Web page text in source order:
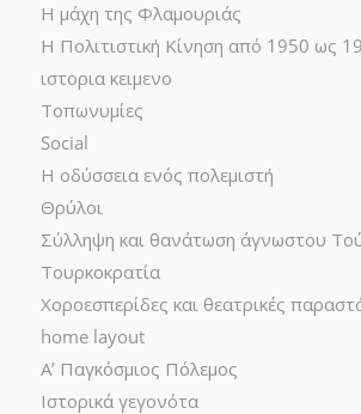
Η μάχη της Φλαμουριάς
Η Πολιτιστική Κίνηση από 1950 ως
ιστορια κειμενο
Τοπωνυμίες
Social
Η οδύσσεια ενός πολεμιστή
Θρύλοι
Σύλληψη και θανάτωση άγνωστου
Τουρκοκρατία
Χοροεσπερίδες και θεατρικές
home layout
Α’ Παγκόσμιος Πόλεμος
Ιστορικά γεγονότα